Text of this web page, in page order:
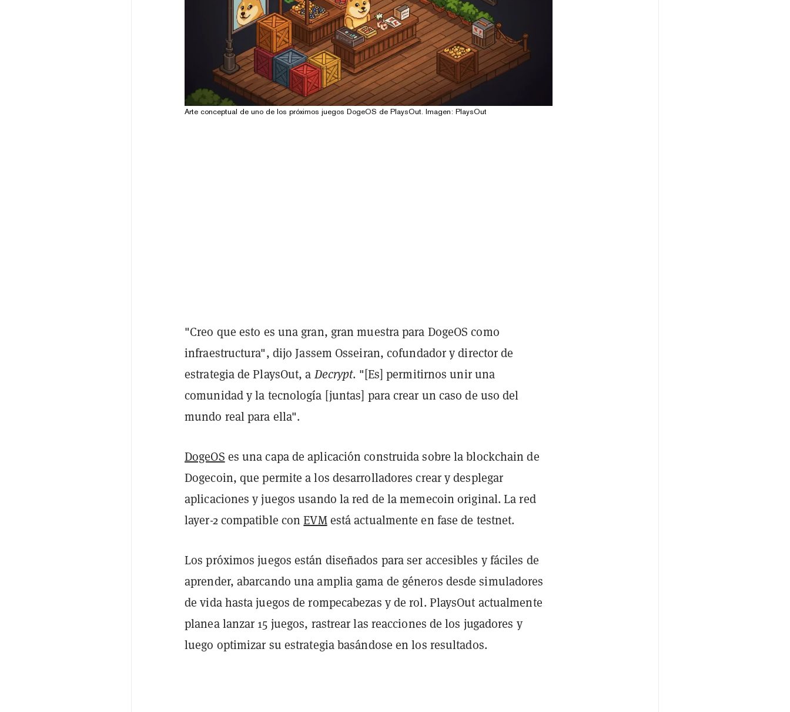
Arte conceptual de uno de los próximos juegos DogeOS de PlaysOut. Imagen: PlaysOut
"Creo que esto es una gran, gran muestra para DogeOS como
infraestructura", dijo Jassem Osseiran, cofundador y director de
estrategia de PlaysOut, aDecrypt. "[Es] permitirnos unir una
comunidad y la tecnología [juntas] para crear un caso de uso del
mundo real para ella".
DogeOS es una capa de aplicación construida sobre la blockchain de
Dogecoin, que permite a los desarrolladores crear y desplegar
aplicaciones y juegos usando la red de la memecoin original. La red
layer-2 compatible conEVMestá actualmente en fase de testnet.
Los próximos juegos están diseñados para ser accesibles y fáciles de
aprender, abarcando una amplia gama de géneros desde simuladores
de vida hasta juegos de rompecabezas y de rol. PlaysOut actualmente
planea lanzar 15 juegos, rastrear las reacciones de los jugadores y
luego optimizar su estrategia basándose en los resultados.